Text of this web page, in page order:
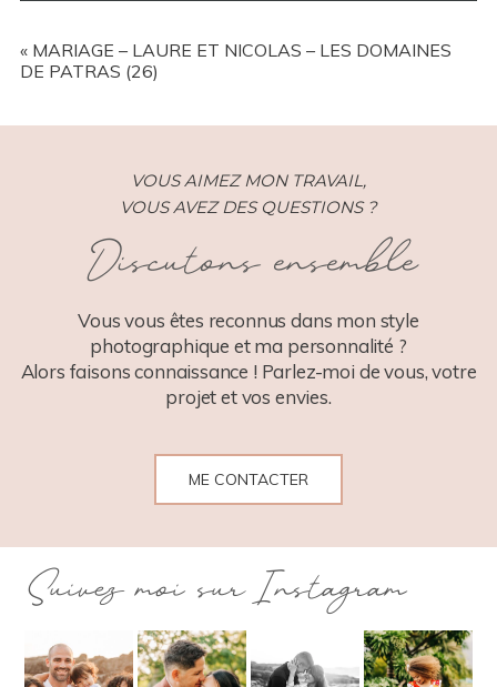
REQUIRED FIELDS ARE MARKED *
POST COMMENT
« MARIAGE – LAURE ET NICOLAS – LES DOMAINES
DE PATRAS (26)
VOUS AIMEZ MON TRAVAIL,
VOUS AVEZ DES QUESTIONS ?
Discutons ensemble
Vous vous êtes reconnus dans mon style
photographique et ma personnalité ?
Alors faisons connaissance ! Parlez-moi de vous, votre
projet et vos envies.
ME CONTACTER
Suivez moi sur Instagram